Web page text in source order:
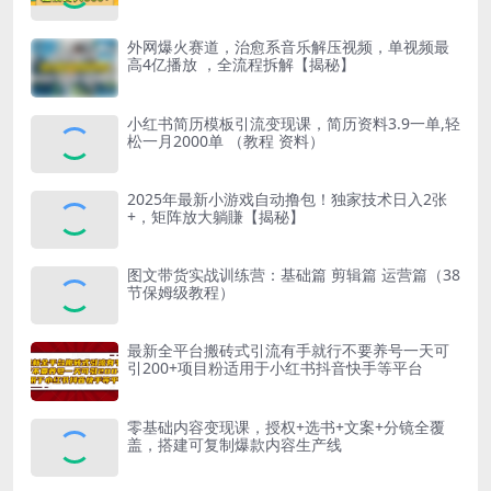
外网爆火赛道，治愈系音乐解压视频，单视频最
高4亿播放 ，全流程拆解【揭秘】
小红书简历模板引流变现课，简历资料3.9一单,轻
松一月2000单 （教程 资料）
2025年最新小游戏自动撸包！独家技术日入2张
+，矩阵放大躺賺【揭秘】
图文带货实战训练营：基础篇 剪辑篇 运营篇（38
节保姆级教程）
最新全平台搬砖式引流有手就行不要养号一天可
引200+项目粉适用于小红书抖音快手等平台
零基础内容变现课，授权+选书+文案+分镜全覆
盖，搭建可复制爆款内容生产线